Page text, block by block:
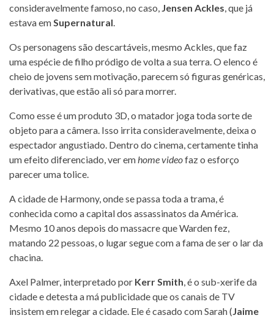
consideravelmente famoso, no caso, Jensen Ackles, que já
estava emSupernatural.
Os personagens são descartáveis, mesmo Ackles, que faz
uma espécie de filho pródigo de volta a sua terra. O elenco é
cheio de jovens sem motivação, parecem só figuras genéricas,
derivativas, que estão ali só para morrer.
Como esse é um produto 3D, o matador joga toda sorte de
objeto para a câmera. Isso irrita consideravelmente, deixa o
espectador angustiado. Dentro do cinema, certamente tinha
um efeito diferenciado, ver emhome videofaz o esforço
parecer uma tolice.
A cidade de Harmony, onde se passa toda a trama, é
conhecida como a capital dos assassinatos da América.
Mesmo 10 anos depois do massacre que Warden fez,
matando 22 pessoas, o lugar segue com a fama de ser o lar da
chacina.
Axel Palmer, interpretado por Kerr Smith, é o sub-xerife da
cidade e detesta a má publicidade que os canais de TV
insistem em relegar a cidade. Ele é casado com Sarah (Jaime